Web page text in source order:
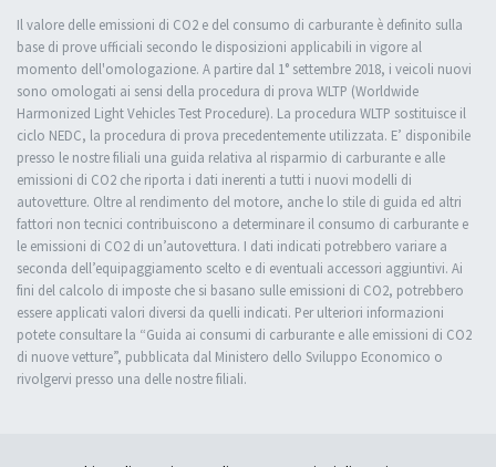
Il valore delle emissioni di CO2 e del consumo di carburante è definito sulla
base di prove ufficiali secondo le disposizioni applicabili in vigore al
momento dell'omologazione. A partire dal 1° settembre 2018, i veicoli nuovi
sono omologati ai sensi della procedura di prova WLTP (Worldwide
Harmonized Light Vehicles Test Procedure). La procedura WLTP sostituisce il
ciclo NEDC, la procedura di prova precedentemente utilizzata. E’ disponibile
presso le nostre filiali una guida relativa al risparmio di carburante e alle
emissioni di CO2 che riporta i dati inerenti a tutti i nuovi modelli di
autovetture. Oltre al rendimento del motore, anche lo stile di guida ed altri
fattori non tecnici contribuiscono a determinare il consumo di carburante e
le emissioni di CO2 di un’autovettura. I dati indicati potrebbero variare a
seconda dell’equipaggiamento scelto e di eventuali accessori aggiuntivi. Ai
fini del calcolo di imposte che si basano sulle emissioni di CO2, potrebbero
essere applicati valori diversi da quelli indicati. Per ulteriori informazioni
potete consultare la “Guida ai consumi di carburante e alle emissioni di CO2
di nuove vetture”, pubblicata dal Ministero dello Sviluppo Economico o
rivolgervi presso una delle nostre filiali.